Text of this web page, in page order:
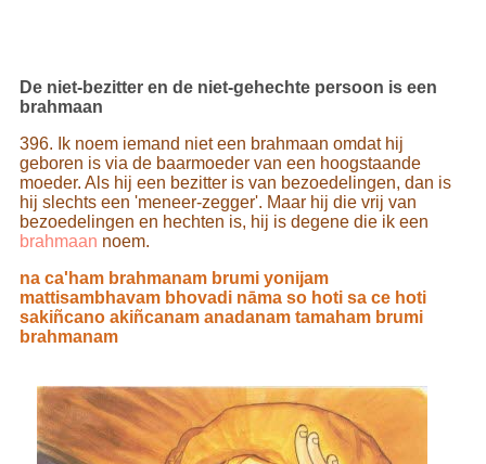
De niet-bezitter en de niet-gehechte persoon is een
brahmaan
396. Ik noem iemand niet een brahmaan omdat hij
geboren is via de baarmoeder van een hoogstaande
moeder. Als hij een bezitter is van bezoedelingen, dan is
hij slechts een 'meneer-zegger'. Maar hij die vrij van
bezoedelingen en hechten is, hij is degene die ik een
brahmaan noem.
na ca'ham brahmanam brumi yonijam
mattisambhavam bhovadi nāma so hoti sa ce hoti
sakiñcano akiñcanam anadanam tamaham brumi
brahmanam